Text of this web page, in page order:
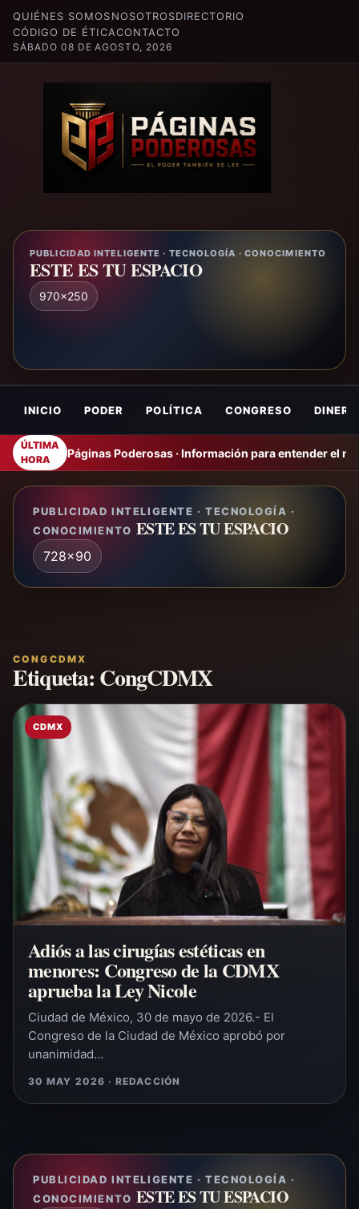
QUIÉNES SOMOSNOSOTROSDIRECTORIO
CÓDIGO DE ÉTICACONTACTO
SÁBADO 08 DE AGOSTO, 2026
PUBLICIDAD INTELIGENTE · TECNOLOGÍA · CONOCIMIENTO
ESTE ES TU ESPACIO
970x250
INICIO PODER POLÍTICA CONGRESO DINERO
ÚLTIMA
HORA
Páginas Poderosas · Información para entender el
PUBLICIDAD INTELIGENTE · TECNOLOGÍA ·
CONOCIMIENTO ESTE ES TU ESPACIO
728x90
CONGCDMX
Etiqueta:CongCDMX
CDMX
Adiós a las cirugías estéticas en
menores: Congreso de la CDMX
aprueba la Ley Nicole
Ciudad de México, 30 de mayo de 2026.- El
Congreso de la Ciudad de México aprobó por
unanimidad…
30 MAY 2026 · REDACCIÓN
PUBLICIDAD INTELIGENTE · TECNOLOGÍA ·
CONOCIMIENTO ESTE ES TU ESPACIO